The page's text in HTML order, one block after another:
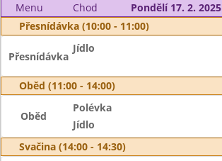
Menu Chod
Pondělí 17. 2. 2025
Přesnídávka (10:00 - 11:00)
Přesnídávka
Jídlo
Oběd (11:00 - 14:00)
Oběd
Polévka
Jídlo
Svačina (14:00 - 14:30)